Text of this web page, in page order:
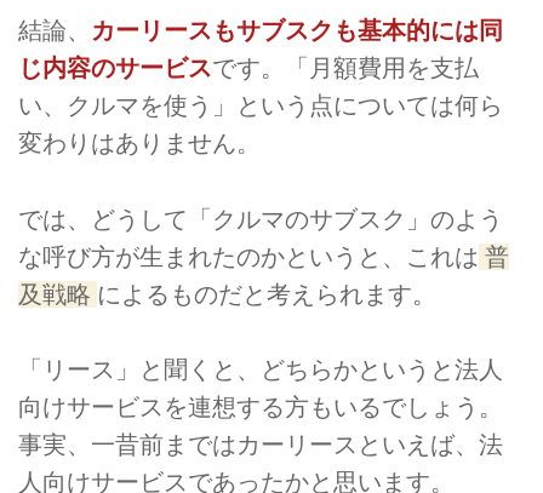
結論、 カーリースもサブスクも基本的には同
じ内容のサービスです。「月額費用を支払
い、クルマを使う」という点については何ら
変わりはありません。
では、どうして「クルマのサブスク」のよう
な呼び方が生まれたのかというと、これは 普
及戦略 によるものだと考えられます。
「リース」と聞くと、どちらかというと法人
向けサービスを連想する方もいるでしょう。
事実、一昔前まではカーリースといえば、法
人向けサービスであったかと思います。